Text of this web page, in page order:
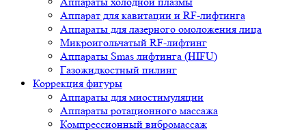
Аппарат для кавитации и RF-лифтинга
Аппараты для лазерного омоложения лица
Микроигольчатый RF-лифтинг
Аппараты Smas лифтинга (HIFU)
Газожидкостный пилинг
Коррекция фигуры
Аппараты для миостимуляции
Аппараты ротационного массажа
Компрессионный вибромассаж